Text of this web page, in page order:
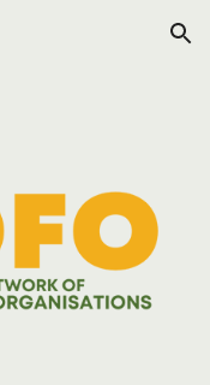
Skip to navigation